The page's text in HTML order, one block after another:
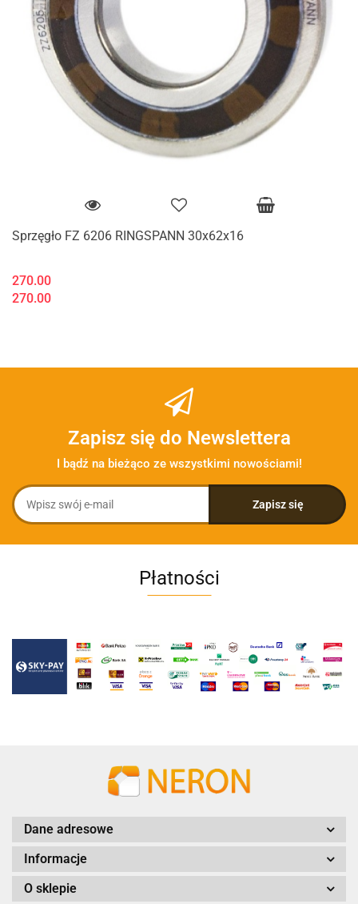
Sprzęgło FZ 6206 RINGSPANN 30x62x16
270.00
270.00
Zapisz się do Newslettera
I bądź na bieżąco ze wszystkimi nowościami!
Płatności
Dane adresowe
Informacje
O sklepie